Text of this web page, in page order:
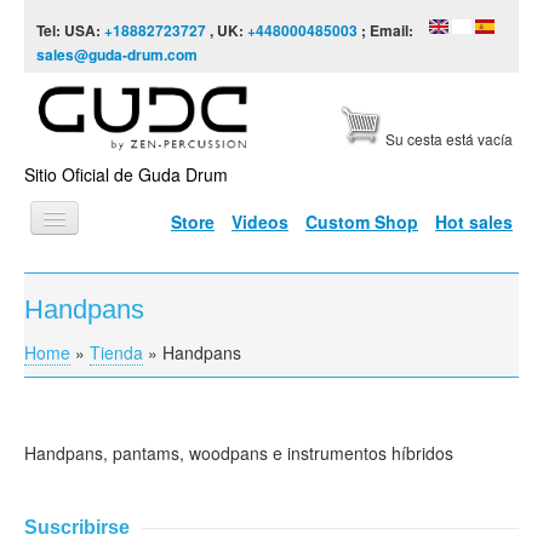
Tel: USA: +18882723727, UK: +448000485003 ; Email:
sales@guda-drum.com
Sitio Oficial de Guda Drum
Su cesta está vacía
Store Videos Custom Shop Hot sales
INICIO
TIPOS DE GUDA
DISEÑOS
INFORMACIÓN
Handpans
You are here
Home » Tienda » Handpans
Handpans, pantams, woodpans e instrumentos híbridos
Suscribirse